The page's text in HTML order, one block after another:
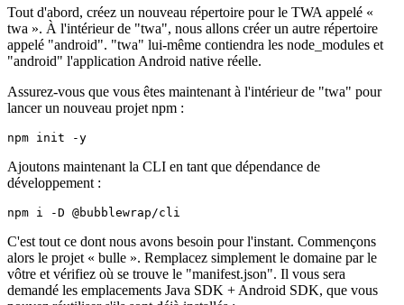
La bibliothèque principale qui prendra tout le gros du travail
s'appelle « bubblewrap », un package Node.js qui fournit une CLI,
qui sera utilisée tout au long du didacticiel.
Tout d'abord, créez un nouveau répertoire pour le TWA appelé «
twa ». À l'intérieur de "twa", nous allons créer un autre répertoire
appelé "android". "twa" lui-même contiendra les node_modules et
"android" l'application Android native réelle.
Assurez-vous que vous êtes maintenant à l'intérieur de "twa" pour
lancer un nouveau projet npm :
Ajoutons maintenant la CLI en tant que dépendance de
développement :